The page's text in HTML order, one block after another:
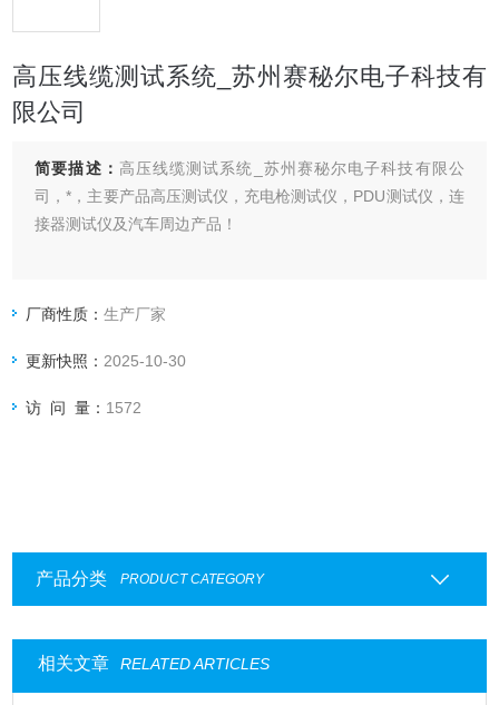
高压线缆测试系统_苏州赛秘尔电子科技有
限公司
简要描述： 高压线缆测试系统_苏州赛秘尔电子科技有限公
司，*，主要产品高压测试仪，充电枪测试仪，PDU测试仪，连
接器测试仪及汽车周边产品！
厂商性质：生产厂家
更新快照： 2025-10-30
访 问 量： 1572
产品分类 PRODUCT CATEGORY
相关文章 RELATED ARTICLES